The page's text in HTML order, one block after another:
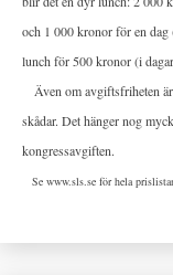
och 1 000 kronor för en
lunch för 500 kronor (i
Även om avgiftsfriheten
skådar. Det hänger nog
kongressavgiften.
Se www.sls.se för hela